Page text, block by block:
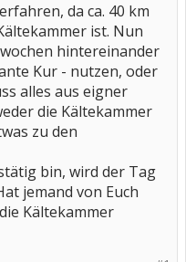
da ca. 40 km
ist. Nun
hintereinander
Kur - nutzen, oder
alles aus eigner
die Kältekammer
zu den
bin, wird der Tag
jemand von Euch
Kältekammer